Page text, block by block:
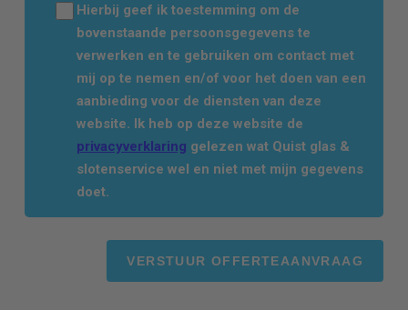
Hierbij geef ik toestemming om de
bovenstaande persoonsgegevens te
verwerken en te gebruiken om contact met
mij op te nemen en/of voor het doen van een
aanbieding voor de diensten van deze
website. Ik heb op deze website de
privacyverklaring gelezen wat Quist glas &
slotenservice wel en niet met mijn gegevens
doet.